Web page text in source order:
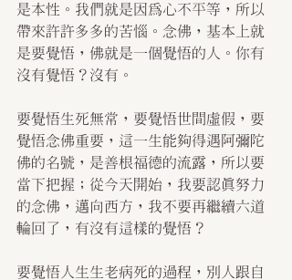
是本性。我們就是因為心不平等，所以
帶來許許多多的苦惱。念佛，基本上就
是要覺悟，佛就是一個覺悟的人。你有
沒有覺悟？沒有。
要覺悟生死無常，要覺悟世間虛假，要
覺悟念佛重要，這一生能夠得遇阿彌陀
佛的名號，是善根福德的流露，所以要
當下把握；從今天開始，我要認真努力
的念佛，邁向西方，我不要再繼續六道
輪回了，有沒有這樣的覺悟？
要覺悟人生生老病死的過程，別人跟自